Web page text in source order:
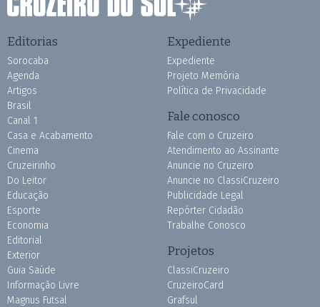
Editorias
Sorocaba
Agenda
Artigos
Brasil
Canal 1
Casa e Acabamento
Cinema
Cruzeirinho
Do Leitor
Educação
Esporte
Economia
Editorial
Exterior
Guia Saúde
Informação Livre
Magnus Futsal
Expediente
Expediente
Projeto Memória
Política de Privacidade
Fale conosco
Fale com o Cruzeiro
Atendimento ao Assinante
Anuncie no Cruzeiro
Anuncie no ClassiCruzeiro
Publicidade Legal
Repórter Cidadão
Trabalhe Conosco
Projetos
ClassiCruzeiro
CruzeiroCard
Grafsul